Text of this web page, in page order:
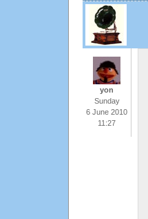
yon
Sunday
6 June 2010
11:27